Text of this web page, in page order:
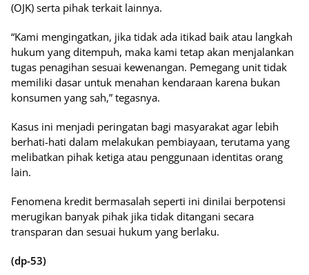
(OJK) serta pihak terkait lainnya.
‎“Kami mengingatkan, jika tidak ada itikad baik atau langkah
hukum yang ditempuh, maka kami tetap akan menjalankan
tugas penagihan sesuai kewenangan. Pemegang unit tidak
memiliki dasar untuk menahan kendaraan karena bukan
konsumen yang sah,” tegasnya.
‎Kasus ini menjadi peringatan bagi masyarakat agar lebih
berhati-hati dalam melakukan pembiayaan, terutama yang
melibatkan pihak ketiga atau penggunaan identitas orang
lain.
Fenomena kredit bermasalah seperti ini dinilai berpotensi
merugikan banyak pihak jika tidak ditangani secara
transparan dan sesuai hukum yang berlaku.
(dp-53)